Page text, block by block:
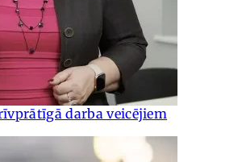
darba veicējiem